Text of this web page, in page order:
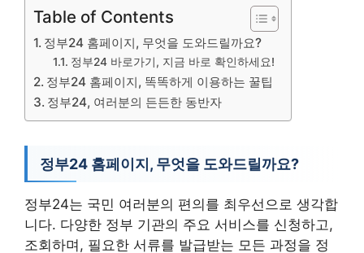
Table of Contents
정부24 홈페이지, 무엇을 도와드릴까요?
정부24 바로가기, 지금 바로 확인하세요!
정부24 홈페이지, 똑똑하게 이용하는 꿀팁
정부24, 여러분의 든든한 동반자
정부24 홈페이지, 무엇을 도와드릴까요?
정부24는 국민 여러분의 편의를 최우선으로 생각합
니다. 다양한 정부 기관의 주요 서비스를 신청하고,
조회하며, 필요한 서류를 발급받는 모든 과정을 정